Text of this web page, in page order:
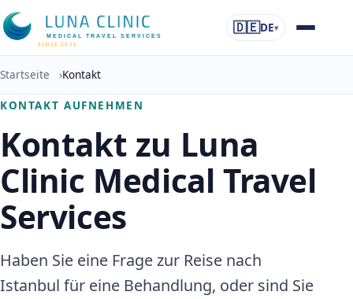
MEDICAL TRAVEL SERVICES
SINCE 2016
🇩🇪DE▾
Startseite ›Kontakt
KONTAKT AUFNEHMEN
Kontakt zu Luna
Clinic Medical Travel
Services
Haben Sie eine Frage zur Reise nach
Istanbul für eine Behandlung, oder sind Sie